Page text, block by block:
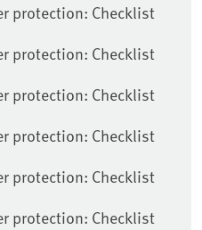
protection: Checklist
protection: Checklist
protection: Checklist
protection: Checklist
protection: Checklist
protection: Checklist